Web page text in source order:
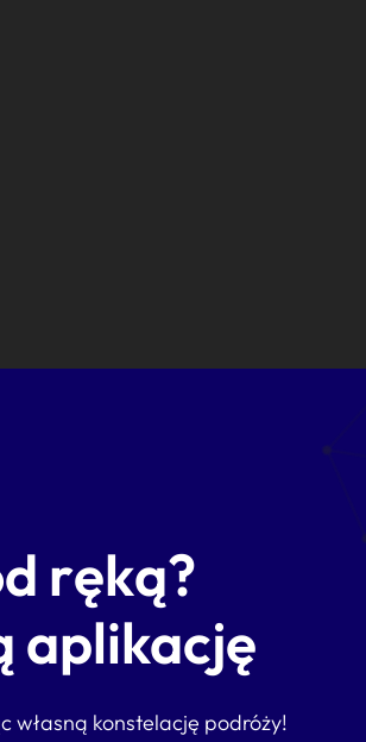
ręką?
aplikację
własną konstelację podróży!